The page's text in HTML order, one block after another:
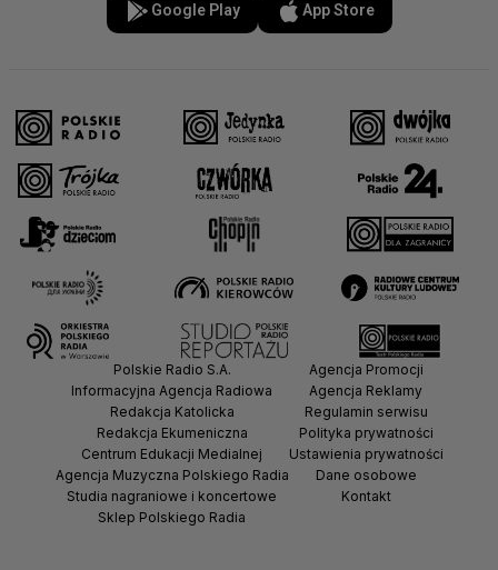
Google Play App Store
Polskie Radio S.A.
Informacyjna Agencja Radiowa
Redakcja Katolicka
Redakcja Ekumeniczna
Centrum Edukacji Medialnej
Agencja Muzyczna Polskiego Radia
Studia nagraniowe i koncertowe
Sklep Polskiego Radia
Agencja Promocji
Agencja Reklamy
Regulamin serwisu
Polityka prywatności
Ustawienia prywatności
Dane osobowe
Kontakt